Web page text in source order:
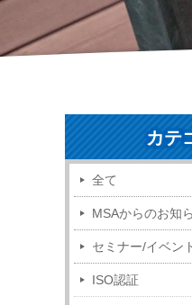
JIS製品認証
カテ
全て
MSAからのお知
セミナー/イベン
ISO認証